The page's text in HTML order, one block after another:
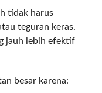
tidak harus
teguran keras.
jauh lebih efektif
besar karena: